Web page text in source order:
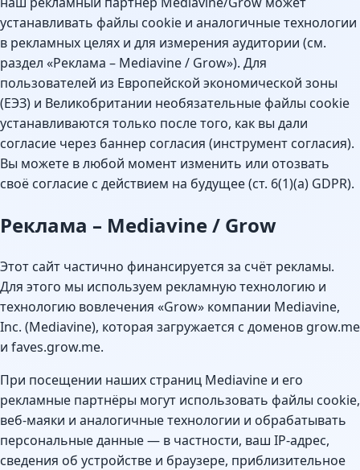
устанавливать файлы cookie и аналогичные технологии
в рекламных целях и для измерения аудитории (см.
раздел «Реклама – Mediavine / Grow»). Для
пользователей из Европейской экономической зоны
(ЕЭЗ) и Великобритании необязательные файлы cookie
устанавливаются только после того, как вы дали
согласие через баннер согласия (инструмент согласия).
Вы можете в любой момент изменить или отозвать
своё согласие с действием на будущее (ст. 6(1)(a) GDPR).
Реклама – Mediavine / Grow
Этот сайт частично финансируется за счёт рекламы.
Для этого мы используем рекламную технологию и
технологию вовлечения «Grow» компании Mediavine,
Inc. (Mediavine), которая загружается с доменов grow.me
и faves.grow.me.
При посещении наших страниц Mediavine и его
рекламные партнёры могут использовать файлы cookie,
веб-маяки и аналогичные технологии и обрабатывать
персональные данные — в частности, ваш IP-адрес,
сведения об устройстве и браузере, приблизительное